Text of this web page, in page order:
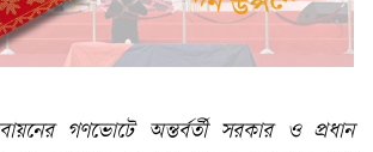
গণভোটে অন্তর্বর্তী সরকার ও প্রধান